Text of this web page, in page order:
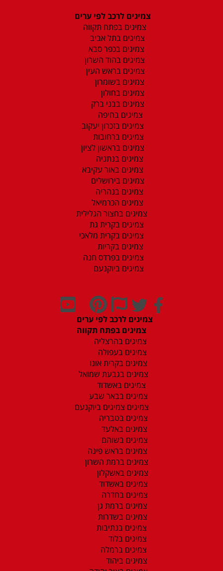
צמיגים לרכב לפי ערים
צמיגים בפתח תקווה
צמיגים בתל אביב
צמיגים בכפר סבא
צמיגים בהוד השרון
צמיגים בראש העין
צמיגים בשומרון
צמיגים בחולון
צמיגים בבני ברק
צמיגים בחיפה
צמיגים בזכרון יעקוב
צמיגים ברחובות
צמיגים בראשון לציון
צמיגים בנתניה
צמיגים באור עקיבא
צמיגים בירושלים
צמיגים בנהריה
צמיגים הכרמיאל
צמיגים בחצור הגלילית
צמיגים בקרית גת
צמיגים בקרית מלאכי
צמיגים בקריות
צמיגים בפרדס חנה
צמיגים ביוקנעם
צמיגים לרכב לפי ערים
צמיגים בפתח תקווה
צמיגים בהרצליה
צמיגים בעפולה
צמיגים בקרית אונו
צמיגים בגבעת שמואל
צמיגים באשדוד
צמיגים בבאר שבע
צמיגים צמיגים ביוקנעם
צמיגים בטבריה
צמיגים באלעד
צמיגים בשוהם
צמיגים בראש פינה
צמיגים ברמת השרון
צמיגים באשקלון
צמיגים באשדוד
צמיגים בחדרה
צמיגים ברמת גן
צמיגים בשדרות
צמיגים בנתיבות
צמיגים בלוד
צמיגים ברמלה
צמיגים ביהוד